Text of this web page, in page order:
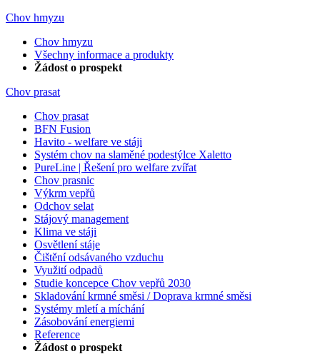
Chov hmyzu
Chov hmyzu
Všechny informace a produkty
Žádost o prospekt
Chov prasat
Chov prasat
BFN Fusion
Havito - welfare ve stáji
Systém chov na slaměné podestýlce Xaletto
PureLine | Řešení pro welfare zvířat
Chov prasnic
Výkrm vepřů
Odchov selat
Stájový management
Klima ve stáji
Osvětlení stáje
Čištění odsávaného vzduchu
Využití odpadů
Studie koncepce Chov vepřů 2030
Skladování krmné směsi / Doprava krmné směsi
Systémy mletí a míchání
Zásobování energiemi
Reference
Žádost o prospekt